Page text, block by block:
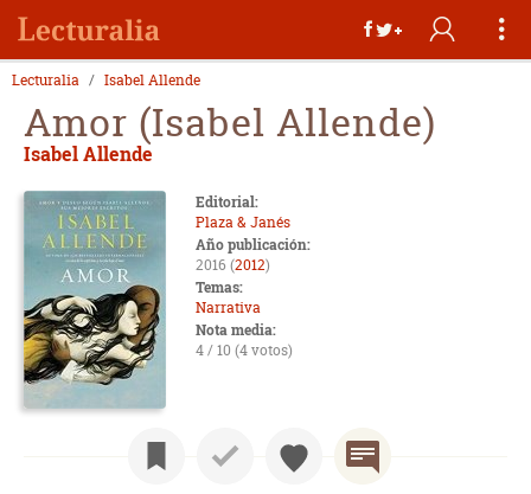
Lecturalia Isabel Allende
Amor (Isabel Allende)
Isabel Allende
Editorial:
Plaza & Janés
Año publicación:
2016 (2012)
Temas:
Narrativa
Nota media:
4 / 10 (4 votos)